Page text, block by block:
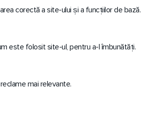
corectă a site-ului și a funcțiilor de bază.
este folosit site-ul, pentru a-l îmbunătăți.
mai relevante.